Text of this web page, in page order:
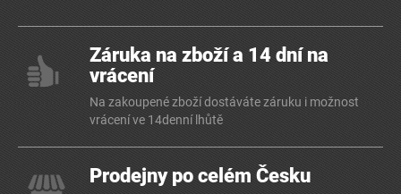
Záruka na zboží a 14 dní na
vrácení
Na zakoupené zboží dostáváte záruku i možnost
vrácení ve 14denní lhůtě
Prodejny po celém Česku